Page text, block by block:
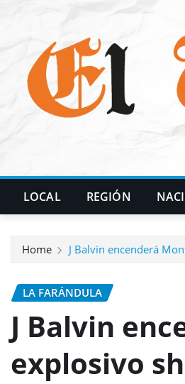
LOCAL REGIÓN
Home J Balvin encenderá
LA FARÁNDULA
J Balvin
explosivo